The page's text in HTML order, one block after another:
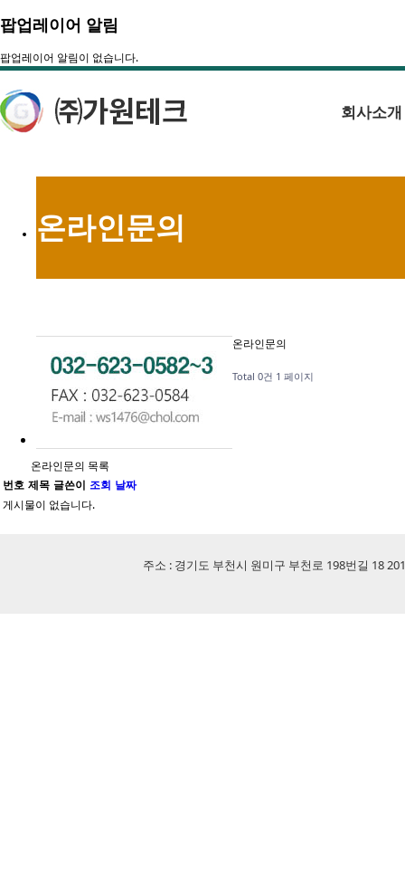
팝업레이어 알림
팝업레이어 알림이 없습니다.
회사소개
온라인문의
온라인문의
Total 0건 1 페이지
온라인문의 목록
번호 제목 글쓴이 조회 날짜
게시물이 없습니다.
주소 : 경기도 부천시 원미구 부천로 198번길